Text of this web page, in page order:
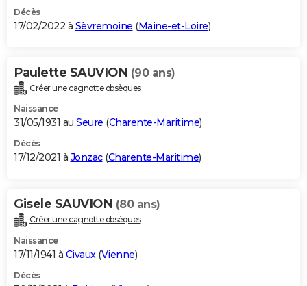
Décès
17/02/2022 à Sèvremoine (Maine-et-Loire)
Paulette SAUVION (90 ans)
Créer une cagnotte obsèques
Naissance
31/05/1931 au Seure (Charente-Maritime)
Décès
17/12/2021 à Jonzac(Charente-Maritime)
Gisele SAUVION (80 ans)
Créer une cagnotte obsèques
Naissance
17/11/1941 à Civaux(Vienne)
Décès